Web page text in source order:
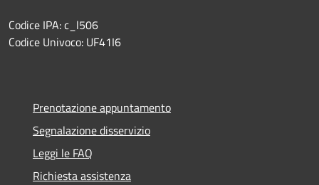
Codice IPA: c_l506
Codice Univoco: UF41I6
Prenotazione appuntamento
Segnalazione disservizio
Leggi le FAQ
Richiesta assistenza